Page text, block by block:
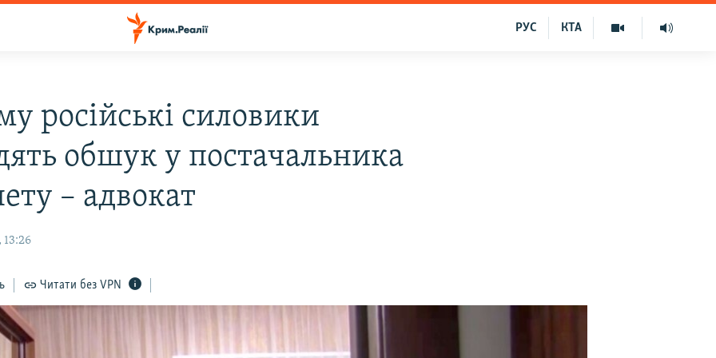
КТА
РУС
російські силовики
обшук у постачальника
– адвокат
13:26
Читати без VPN